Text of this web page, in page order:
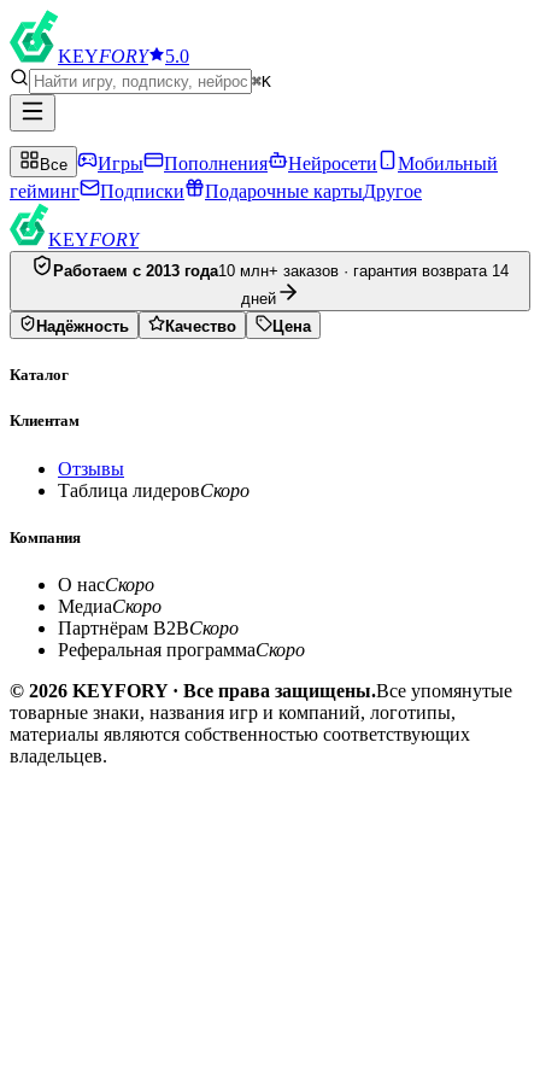
KEYFORY 5.0
⌘K
Все Игры Пополнения Нейросети
Мобильный
гейминг
Подписки Подарочные картыДругое
KEYFORY
Работаем с 2013 года10 млн+ заказов · гарантия возврата 14
дней
Надёжность
Качество Цена
Каталог
Клиентам
Отзывы
Таблица лидеровСкоро
Компания
О насСкоро
МедиаСкоро
Партнёрам B2BСкоро
Реферальная программаСкоро
© 2026 KEYFORY · Все права защищены.Все упомянутые
товарные знаки, названия игр и компаний, логотипы,
материалы являются собственностью соответствующих
владельцев.